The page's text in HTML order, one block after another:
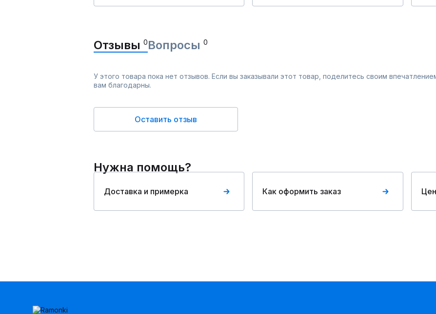
Отзывы 0Вопросы 0
У этого товара пока нет отзывов. Если вы заказывали этот товар, поделитесь своим
вам благодарны.
Оставить отзыв
Нужна помощь?
Доставка и примерка Как оформить заказ